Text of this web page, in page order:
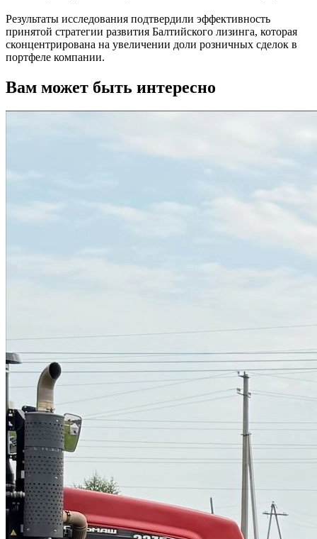
Результаты исследования подтвердили эффективность
принятой стратегии развития Балтийского лизинга, которая
сконцентрирована на увеличении доли розничных сделок в
портфеле компании.
Вам может быть интересно